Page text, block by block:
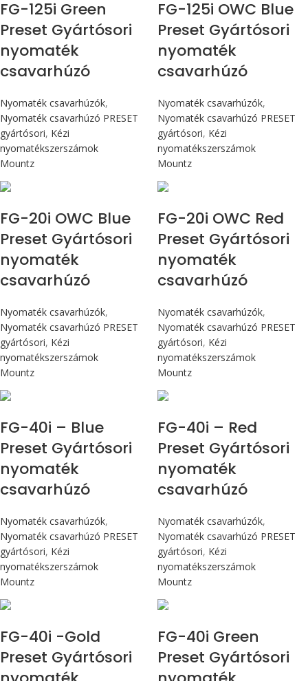
FG-125i Green
Preset Gyártósori
nyomaték
csavarhúzó
Nyomaték csavarhúzók,
Nyomaték csavarhúzó PRESET
gyártósori, Kézi
nyomatékszerszámok
Mountz
FG-125i OWC Blue
Preset Gyártósori
nyomaték
csavarhúzó
Nyomaték csavarhúzók,
Nyomaték csavarhúzó PRESET
gyártósori, Kézi
nyomatékszerszámok
Mountz
FG-20i OWC Blue
Preset Gyártósori
nyomaték
csavarhúzó
Nyomaték csavarhúzók,
Nyomaték csavarhúzó PRESET
gyártósori, Kézi
nyomatékszerszámok
Mountz
FG-20i OWC Red
Preset Gyártósori
nyomaték
csavarhúzó
Nyomaték csavarhúzók,
Nyomaték csavarhúzó PRESET
gyártósori, Kézi
nyomatékszerszámok
Mountz
FG-40i – Blue
Preset Gyártósori
nyomaték
csavarhúzó
Nyomaték csavarhúzók,
Nyomaték csavarhúzó PRESET
gyártósori, Kézi
nyomatékszerszámok
Mountz
FG-40i – Red
Preset Gyártósori
nyomaték
csavarhúzó
Nyomaték csavarhúzók,
Nyomaték csavarhúzó PRESET
gyártósori, Kézi
nyomatékszerszámok
Mountz
FG-40i -Gold
Preset Gyártósori
FG-40i Green
Preset Gyártósori